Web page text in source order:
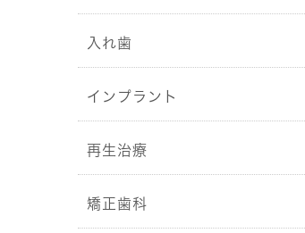
入れ歯
インプラント
再生治療
矯正歯科